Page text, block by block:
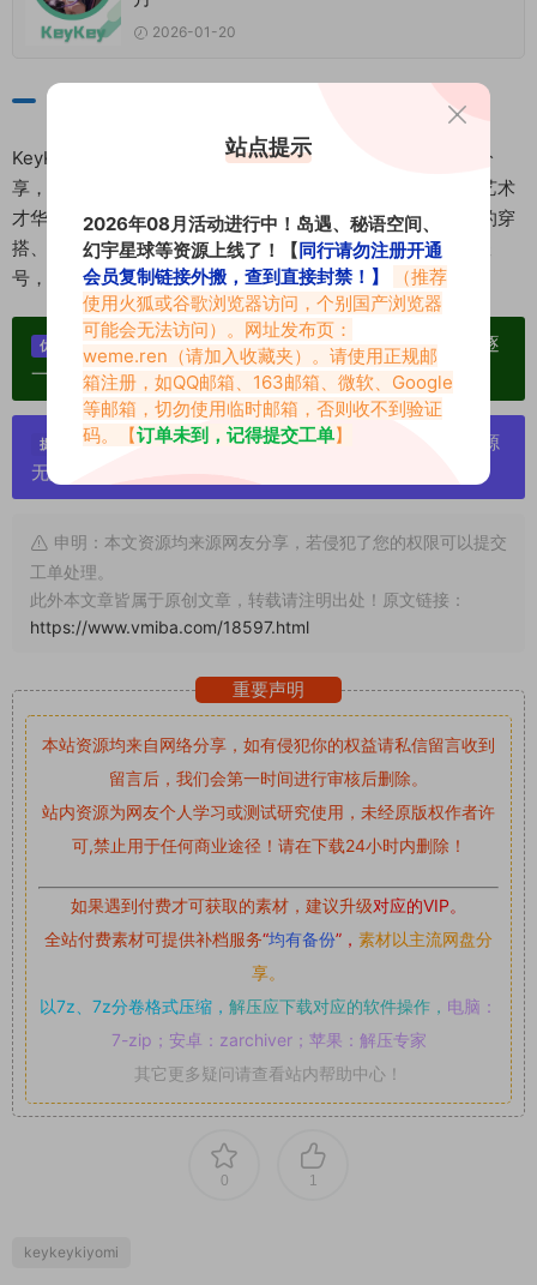
2026-01-20
KeyKeyKiYoMi凭借甜美的外表、精湛的舞蹈技巧和真诚的分
享，成功吸引了大量粉丝的喜爱。她的作品不仅展现了她的艺术
才华，也让粉丝们感受到生活的美好。如果你喜欢甜美风格的穿
搭、精彩的舞蹈表演和温暖的生活分享，不妨关注她的B站账
号，感受她带来的独特魅力！
优势：
单个博主作品统一整合分享、素材高度去重复、逐
一归档方便收藏！
提示：
严禁搬运资源链接，一经发现封号处理，素材资源
无露点、需求请绕道，关闭本站网页！
申明：本文资源均来源网友分享，若侵犯了您的权限可以提交
工单处理。
此外本文章皆属于原创文章，转载请注明出处！原文链接：
https://www.vmiba.com/18597.html
重要声明
本站资源均来自网络分享，如有侵犯你的权益请私信留言收到
留言后，我们会第一时间进行审核后删除。
站内资源为网友个人学习或测试研究使用，未经原版权作者许
可,禁止用于任何商业途径！请在下载24小时内删除！
如果遇到付费才可获取的素材，建议升级对应的VIP。
全站付费素材可提供补档服务“均有备份”， 素材以主流网盘分
享。
以7z、7z分卷格式压缩， 解压应下载对应的软件操作， 电脑：
7-zip；安卓：zarchiver；苹果：解压专家
其它更多疑问请查看站内帮助中心！
0 1
keykeykiyomi
站点提示
2026年08月活动进行中！岛遇、秘语空间、
幻宇星球等资源上线了！【同行请勿注册开通
会员复制链接外搬，查到直接封禁！】
（推荐
使用火狐或谷歌浏览器访问，个别国产浏览器
可能会无法访问）。网址发布页：
weme.ren （请加入收藏夹）。请使用正规邮
箱注册，如QQ邮箱、163邮箱、微软、Google
等邮箱，切勿使用临时邮箱，否则收不到验证
码。【订单未到，记得提交工单】